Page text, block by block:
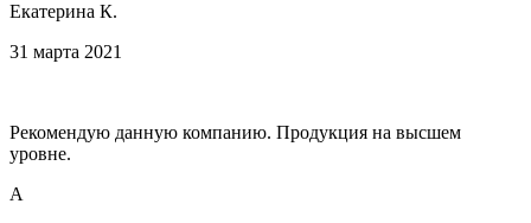
Екатерина К.
31 марта 2021
Рекомендую данную компанию. Продукция на высшем
уровне.
А